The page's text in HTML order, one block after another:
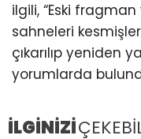
ilgili, “Eski fragman
sahneleri
çıkarılıp yeniden
yorumlarda
İLGİNİZİ